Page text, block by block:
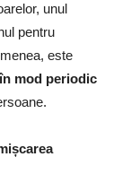
unul
pentru
este
mod periodic